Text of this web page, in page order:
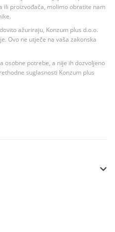
ili proizvođača, molimo obratite nam
ažuriraju, Konzum plus d.o.o.
Ovo ne utječe na vaša zakonska
osobne potrebe, a nije ih dozvoljeno
suglasnosti Konzum plus